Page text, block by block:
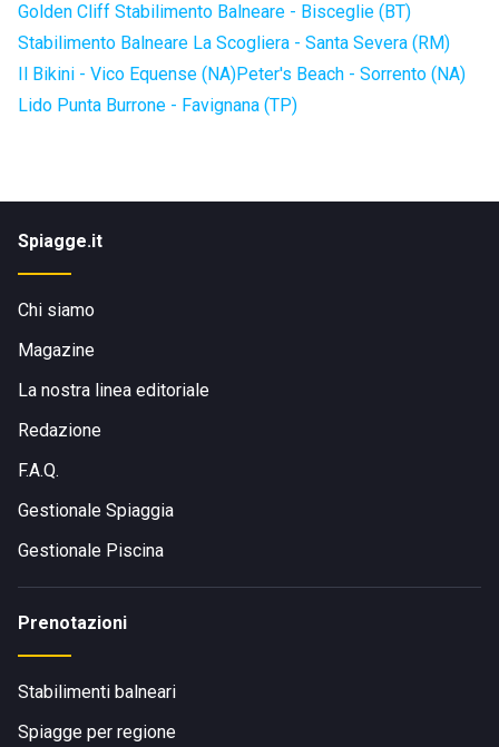
Golden Cliff Stabilimento Balneare - Bisceglie (BT)
Stabilimento Balneare La Scogliera - Santa Severa (RM)
Il Bikini - Vico Equense (NA)Peter's Beach - Sorrento (NA)
Lido Punta Burrone - Favignana (TP)
Spiagge.it
Chi siamo
Magazine
La nostra linea editoriale
Redazione
F.A.Q.
Gestionale Spiaggia
Gestionale Piscina
Prenotazioni
Stabilimenti balneari
Spiagge per regione